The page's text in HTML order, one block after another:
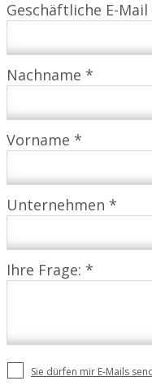
Geschäftliche E-
Nachname *
Vorname *
Unternehmen *
Ihre Frage: *
Sie dürfen mir E-Mails